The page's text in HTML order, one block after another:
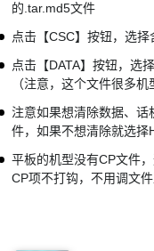
的.tar.md5文件
点击【CSC】按钮，选
点击【DATA】按钮，选
（注意，这个文件很多
注意如果想清除数据、话
件，如果不想清除就选择
平板的机型没有CP文件
CP项不打钩，不用调文件